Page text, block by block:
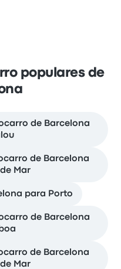
populares de
de Barcelona
de Barcelona
Mar
para Porto
de Barcelona
de Barcelona
Mar